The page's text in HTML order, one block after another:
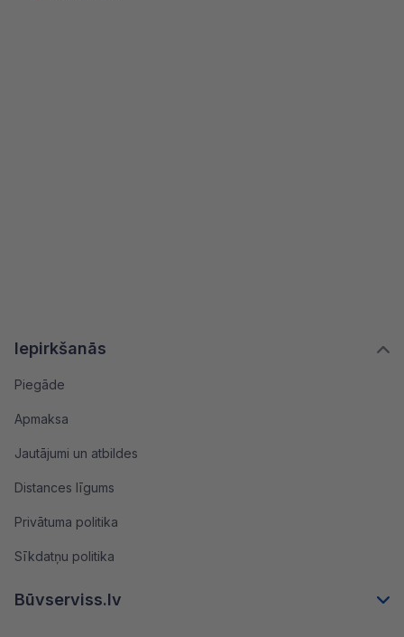
Iepirkšanās
Piegāde
Apmaksa
Jautājumi un atbildes
Distances līgums
Privātuma politika
Sīkdatņu politika
Būvserviss.lv